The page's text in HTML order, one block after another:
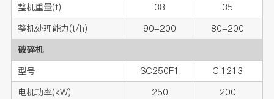
整机重量(t)
38
35
整机处理能力(t/h)
90-200
80-200
破碎机
型号
SC250F1
CI1213
电机功率(kW)
250
200